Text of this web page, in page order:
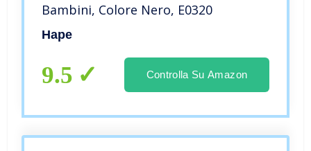
Bambini, Colore Nero, E0320
Hape
9.5 Controlla Su Amazon